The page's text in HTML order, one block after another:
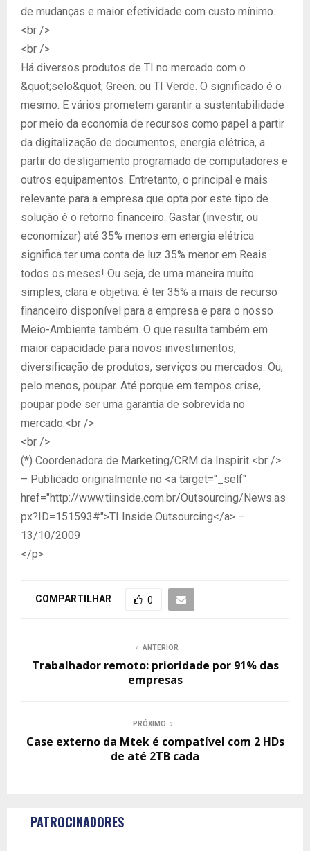
de mudanças e maior efetividade com custo mínimo.
<br />
<br />
Há diversos produtos de TI no mercado com o
&quot;selo&quot; Green. ou TI Verde. O significado é o
mesmo. E vários prometem garantir a sustentabilidade
por meio da economia de recursos como papel a partir
da digitalização de documentos, energia elétrica, a
partir do desligamento programado de computadores e
outros equipamentos. Entretanto, o principal e mais
relevante para a empresa que opta por este tipo de
solução é o retorno financeiro. Gastar (investir, ou
economizar) até 35% menos em energia elétrica
significa ter uma conta de luz 35% menor em Reais
todos os meses! Ou seja, de uma maneira muito
simples, clara e objetiva: é ter 35% a mais de recurso
financeiro disponível para a empresa e para o nosso
Meio-Ambiente também. O que resulta também em
maior capacidade para novos investimentos,
diversificação de produtos, serviços ou mercados. Ou,
pelo menos, poupar. Até porque em tempos crise,
poupar pode ser uma garantia de sobrevida no
mercado.<br />
<br />
(*) Coordenadora de Marketing/CRM da Inspirit <br />
– Publicado originalmente no <a target="_self"
href="http://www.tiinside.com.br/Outsourcing/News.as
px?ID=151593#">TI Inside Outsourcing</a> –
13/10/2009
</p>
COMPARTILHAR 0
ANTERIOR
Trabalhador remoto: prioridade por 91% das
empresas
PRÓXIMO
Case externo da Mtek é compatível com 2 HDs
de até 2TB cada
PATROCINADORES